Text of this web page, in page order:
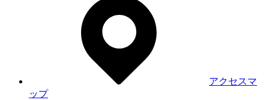
アクセスマ
ップ